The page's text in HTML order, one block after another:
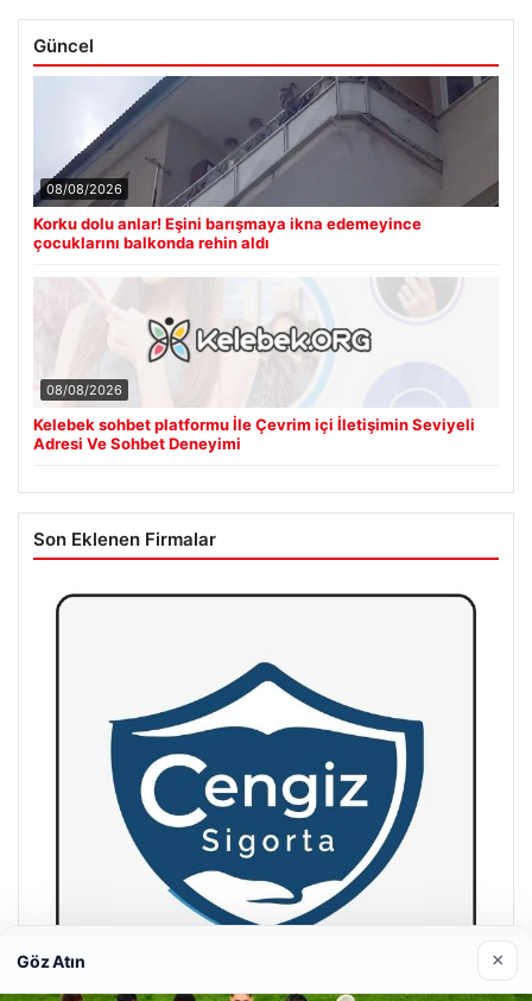
Güncel
08/08/2026
Korku dolu anlar! Eşini barışmaya ikna edemeyince
çocuklarını balkonda rehin aldı
08/08/2026
Kelebek sohbet platformu İle Çevrim içi İletişimin Seviyeli
Adresi Ve Sohbet Deneyimi
Son Eklenen Firmalar
Göz Atın ×